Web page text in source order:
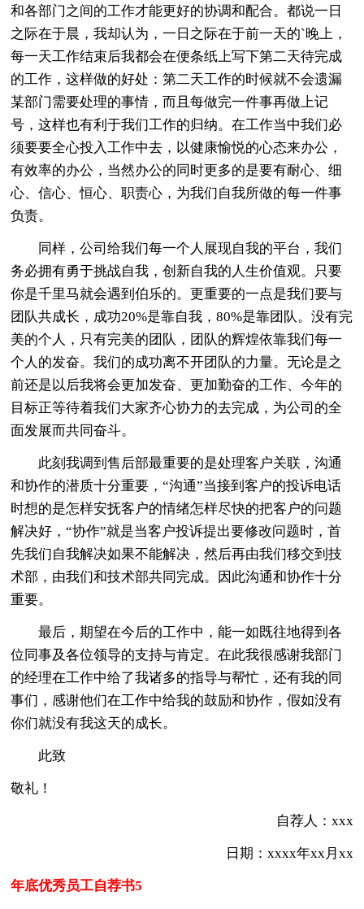
和各部门之间的工作才能更好的协调和配合。都说一日
之际在于晨，我却认为，一日之际在于前一天的`晚上，
每一天工作结束后我都会在便条纸上写下第二天待完成
的工作，这样做的好处：第二天工作的时候就不会遗漏
某部门需要处理的事情，而且每做完一件事再做上记
号，这样也有利于我们工作的归纳。在工作当中我们必
须要要全心投入工作中去，以健康愉悦的心态来办公，
有效率的办公，当然办公的同时更多的是要有耐心、细
心、信心、恒心、职责心，为我们自我所做的每一件事
负责。
同样，公司给我们每一个人展现自我的平台，我们
务必拥有勇于挑战自我，创新自我的人生价值观。只要
你是千里马就会遇到伯乐的。更重要的一点是我们要与
团队共成长，成功20%是靠自我，80%是靠团队。没有完
美的个人，只有完美的团队，团队的辉煌依靠我们每一
个人的发奋。我们的成功离不开团队的力量。无论是之
前还是以后我将会更加发奋、更加勤奋的工作、今年的
目标正等待着我们大家齐心协力的去完成，为公司的全
面发展而共同奋斗。
此刻我调到售后部最重要的是处理客户关联，沟通
和协作的潜质十分重要，“沟通”当接到客户的投诉电话
时想的是怎样安抚客户的情绪怎样尽快的把客户的问题
解决好，“协作”就是当客户投诉提出要修改问题时，首
先我们自我解决如果不能解决，然后再由我们移交到技
术部，由我们和技术部共同完成。因此沟通和协作十分
重要。
最后，期望在今后的工作中，能一如既往地得到各
位同事及各位领导的支持与肯定。在此我很感谢我部门
的经理在工作中给了我诸多的指导与帮忙，还有我的同
事们，感谢他们在工作中给我的鼓励和协作，假如没有
你们就没有我这天的成长。
此致
敬礼！
自荐人：xxx
日期：xxxx年xx月xx
年底优秀员工自荐书5